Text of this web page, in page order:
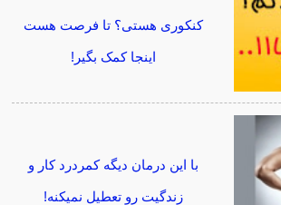
کنکوری هستی؟ تا فرصت هست
اینجا کمک بگیر!
با این درمان دیگه کمردرد کار و
زندگیت رو تعطیل نمیکنه!